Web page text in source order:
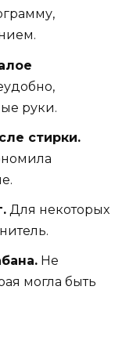
руки.
стирки.
Для некоторых
Не
могла быть